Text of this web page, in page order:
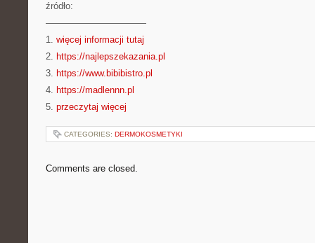
źródło:
———————————
1. więcej informacji tutaj
2. https://najlepszekazania.pl
3. https://www.bibibistro.pl
4. https://madlennn.pl
5. przeczytaj więcej
CATEGORIES: DERMOKOSMETYKI
Comments are closed.